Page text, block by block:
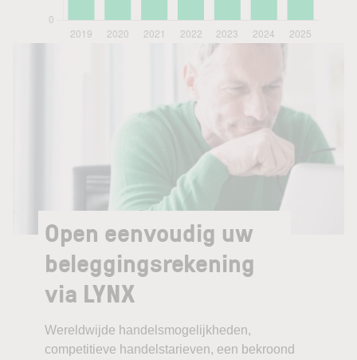
Open eenvoudig uw
beleggingsrekening
via LYNX
Wereldwijde handelsmogelijkheden,
competitieve handelstarieven, een bekroond